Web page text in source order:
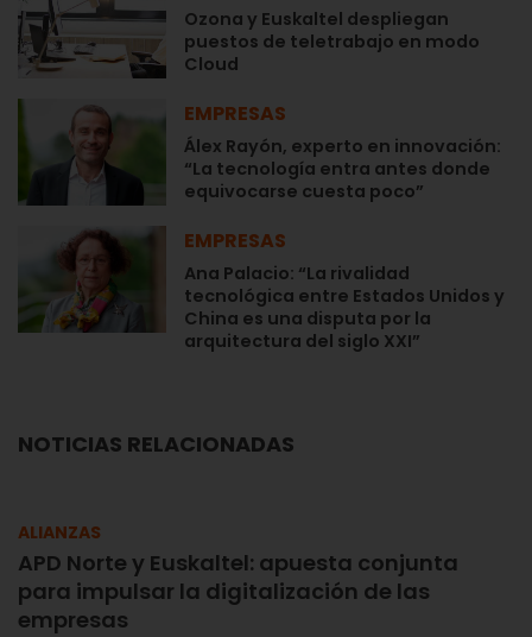
Ozona y Euskaltel despliegan
puestos de teletrabajo en modo
Cloud
EMPRESAS
Álex Rayón, experto en innovación:
“La tecnología entra antes donde
equivocarse cuesta poco”
EMPRESAS
Ana Palacio: “La rivalidad
tecnológica entre Estados Unidos y
China es una disputa por la
arquitectura del siglo XXI”
NOTICIAS RELACIONADAS
ALIANZAS
APD Norte y Euskaltel: apuesta conjunta
para impulsar la digitalización de las
empresas